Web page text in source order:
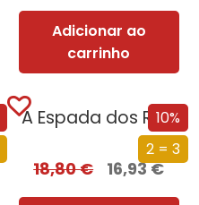
Adicionar ao
carrinho
10%
2 = 3
A Espada dos Reis
18,80€ 16,93€